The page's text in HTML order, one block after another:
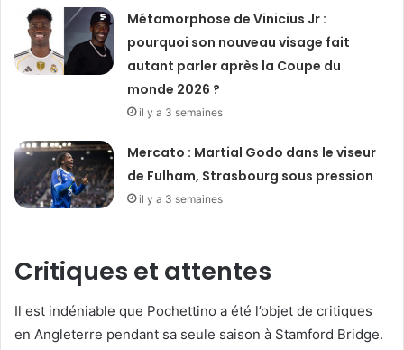
Métamorphose de Vinicius Jr :
pourquoi son nouveau visage fait
autant parler après la Coupe du
monde 2026 ?
il y a 3 semaines
Mercato : Martial Godo dans le viseur
de Fulham, Strasbourg sous pression
il y a 3 semaines
Critiques et attentes
Il est indéniable que Pochettino a été l’objet de critiques
en Angleterre pendant sa seule saison à Stamford Bridge.